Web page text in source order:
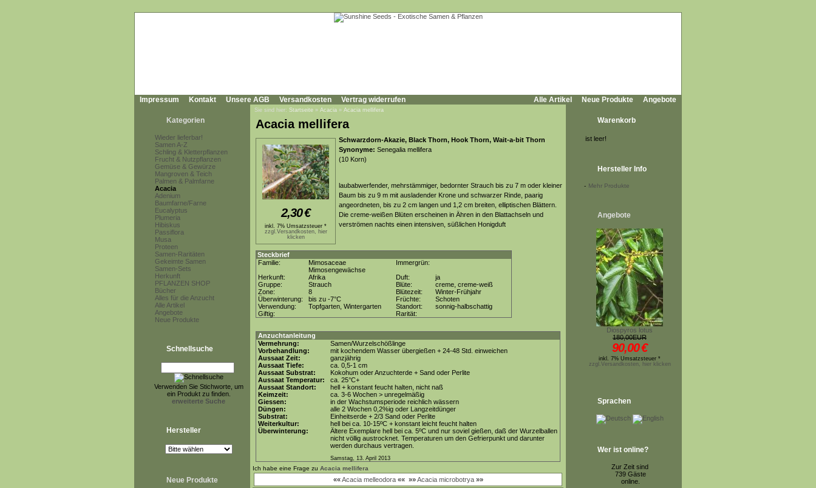
Impressum Kontakt Unsere AGB Versandkosten Vertrag widerrufen Alle Artikel Neue Produkte Angebote
Kategorien
Wieder lieferbar!
Samen A-Z
Schling & Kletterpflanzen
Frucht & Nutzpflanzen
Gemüse & Gewürze
Mangroven & Teich
Palmen & Palmfarne
Acacia
Adenium
Baumfarne/Farne
Eucalyptus
Plumeria
Hibiskus
Passiflora
Musa
Proteen
Samen-Raritäten
Gekeimte Samen
Samen-Sets
Herkunft
PFLANZEN SHOP
Bücher
Alles für die Anzucht
Alle Artikel
Angebote
Neue Produkte
Schnellsuche
Verwenden Sie Stichworte, um
ein Produkt zu finden.
erweiterte Suche
Hersteller
Neue Produkte
Sie sind hier: Startseite » Acacia » Acacia mellifera
Acacia mellifera
2,30€
inkl. 7% Umsatzsteuer *
zzgl.Versandkosten, hier
klicken
Schwarzdorn-Akazie, Black Thorn, Hook Thorn, Wait-a-bit Thorn
Synonyme: Senegalia mellifera
(10 Korn)
laubabwerfender, mehrstämmiger, bedornter Strauch bis zu 7 m oder kleiner
Baum bis zu 9 m mit ausladender Krone und schwarzer Rinde, paarig
angeordneten, bis zu 2 cm langen und 1,2 cm breiten, elliptischen Blättern.
Die creme-weißen Blüten erscheinen in Ähren in den Blattachseln und
verströmen nachts einen intensiven, süßlichen Honigduft
Steckbrief
Familie:
Mimosaceae
Mimosengewächse
Immergrün:
Herkunft:
Afrika Duft:
ja
Gruppe:
Strauch Blüte:
creme, creme-weiß
Zone:
8 Blütezeit:
Winter-Frühjahr
Überwinterung:
bis zu -7°C Früchte:
Schoten
Verwendung:
Topfgarten, Wintergarten Standort:
sonnig-halbschattig
Giftig:
Rarität:
Anzuchtanleitung
Vermehrung:
Samen/Wurzelschößlinge
Vorbehandlung:
mit kochendem Wasser übergießen + 24-48 Std. einweichen
Aussaat Zeit:
ganzjährig
Aussaat Tiefe:
ca. 0,5-1 cm
Aussaat Substrat:
Kokohum oder Anzuchterde + Sand oder Perlite
Aussaat Temperatur:
ca. 25°C+
Aussaat Standort:
hell + konstant feucht halten, nicht naß
Keimzeit:
ca. 3-6 Wochen > unregelmäßig
Giessen:
in der Wachstumsperiode reichlich wässern
Düngen:
alle 2 Wochen 0,2%ig oder Langzeitdünger
Substrat:
Einheitserde + 2/3 Sand oder Perlite
Weiterkultur:
hell bei ca. 10-15ºC + konstant leicht feucht halten
Überwinterung:
Ältere Exemplare hell bei ca. 5ºC und nur soviel gießen, daß der Wurzelballen
nicht völlig austrocknet. Temperaturen um den Gefrierpunkt und darunter
werden durchaus vertragen.
Samstag, 13. April 2013
Ich habe eine Frage zu Acacia mellifera
««Acacia melleodora«« »»Acacia microbotrya»»
Warenkorb
ist leer!
Hersteller Info
- Mehr Produkte
Angebote
Diospyros lotus
180,00EUR
90,00€
inkl. 7% Umsatzsteuer *
zzgl.Versandkosten, hier klicken
Sprachen
Wer ist online?
Zur Zeit sind
739 Gäste
online.